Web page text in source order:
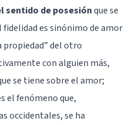
sentido de posesiónque se
es sinónimo de amor
propiedad” del otro
con alguien más,
se tiene sobre el amor;
el fenómeno que,
occidentales, se ha